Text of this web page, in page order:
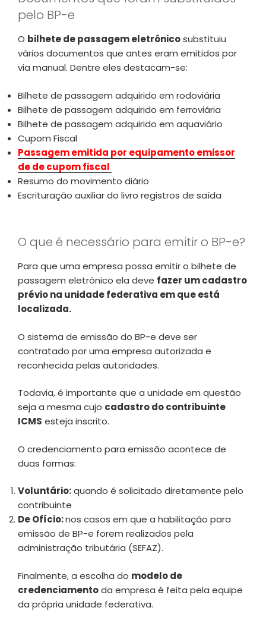
pelo BP-e
O bilhete de passagem eletrônicosubstituiu
vários documentos que antes eram emitidos por
via manual. Dentre eles destacam-se:
Bilhete de passagem adquirido em rodoviária
Bilhete de passagem adquirido em ferroviária
Bilhete de passagem adquirido em aquaviário
Cupom Fiscal
Passagem emitida por equipamento emissor
de de cupom fiscal
Resumo do movimento diário
Escrituração auxiliar do livro registros de saída
O que é necessário para emitir o BP-e?
Para que uma empresa possa emitir o bilhete de
passagem eletrônico ela deve fazer um cadastro
prévio na unidade federativa em que está
localizada.
O sistema de emissão do BP-e deve ser
contratado por uma empresa autorizada e
reconhecida pelas autoridades.
Todavia, é importante que a unidade em questão
seja a mesma cujo cadastro do contribuinte
ICMS esteja inscrito.
O credenciamento para emissão acontece de
duas formas:
Voluntário:quando é solicitado diretamente pelo
contribuinte
De Ofício:nos casos em que a habilitação para
emissão de BP-e forem realizados pela
administração tributária (SEFAZ).
Finalmente, a escolha do modelo de
credenciamentoda empresa é feita pela equipe
da própria unidade federativa.